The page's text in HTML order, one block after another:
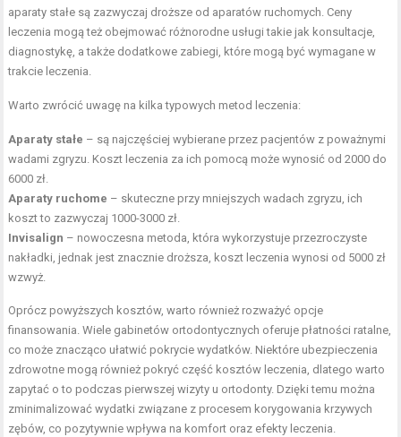
aparaty stałe są zazwyczaj droższe od aparatów ruchomych. Ceny
leczenia mogą też obejmować różnorodne usługi takie jak konsultacje,
diagnostykę, a także dodatkowe zabiegi, które mogą być wymagane w
trakcie leczenia.
Warto zwrócić uwagę na kilka typowych metod leczenia:
Aparaty stałe – są najczęściej wybierane przez pacjentów z poważnymi
wadami zgryzu. Koszt leczenia za ich pomocą może wynosić od 2000 do
6000 zł.
Aparaty ruchome – skuteczne przy mniejszych wadach zgryzu, ich
koszt to zazwyczaj 1000-3000 zł.
Invisalign – nowoczesna metoda, która wykorzystuje przezroczyste
nakładki, jednak jest znacznie droższa, koszt leczenia wynosi od 5000 zł
wzwyż.
Oprócz powyższych kosztów, warto również rozważyć opcje
finansowania. Wiele gabinetów ortodontycznych oferuje płatności ratalne,
co może znacząco ułatwić pokrycie wydatków. Niektóre ubezpieczenia
zdrowotne mogą również pokryć część kosztów leczenia, dlatego warto
zapytać o to podczas pierwszej wizyty u ortodonty. Dzięki temu można
zminimalizować wydatki związane z procesem korygowania krzywych
zębów, co pozytywnie wpływa na komfort oraz efekty leczenia.